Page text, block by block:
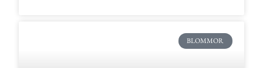
BLOMMOR